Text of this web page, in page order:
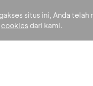
situs ini, Anda telah
cookies dari kami.